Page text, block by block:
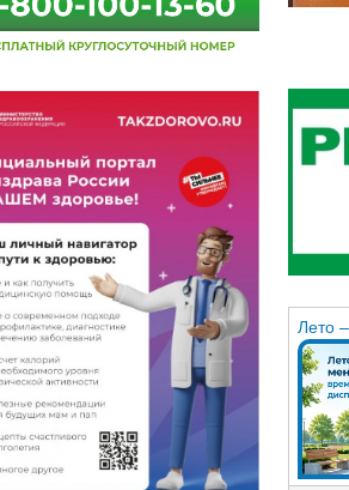
Лето